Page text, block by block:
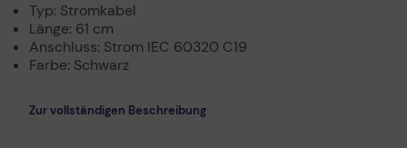
Typ: Stromkabel
Länge: 61 cm
Anschluss: Strom IEC 60320 C19
Farbe: Schwarz
Zur vollständigen Beschreibung